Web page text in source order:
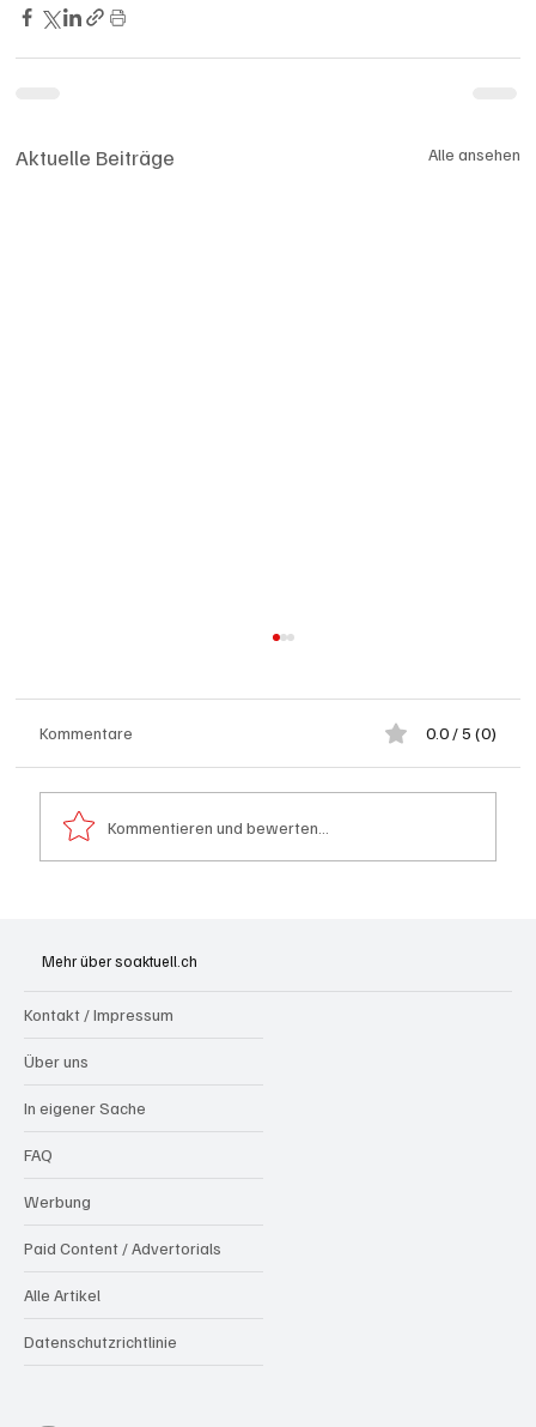
Aktuelle Beiträge Alle ansehen
Kommentare 0.0 / 5 (0)
Kommentieren und bewerten...
Mehr über soaktuell.ch
Kontakt / Impressum
Über uns
In eigener Sache
FAQ
Werbung
Paid Content / Advertorials
Alle Artikel
Datenschutzrichtlinie